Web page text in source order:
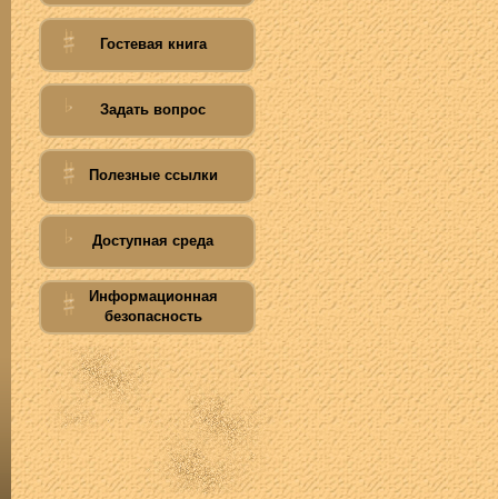
Гостевая книга
Задать вопрос
Полезные ссылки
Доступная среда
Информационная
безопасность